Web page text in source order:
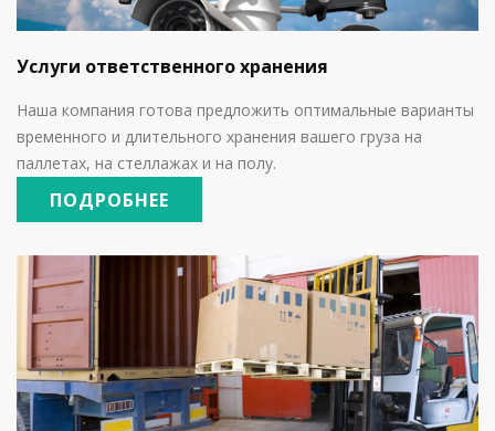
Услуги ответственного хранения
Наша компания готова предложить оптимальные варианты
временного и длительного хранения вашего груза на
паллетах, на стеллажах и на полу.
ПОДРОБНЕЕ